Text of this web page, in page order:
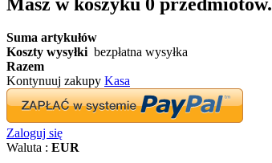
Suma artykułów
Koszty wysyłki bezpłatna wysyłka
Razem
Kontynuuj zakupy Kasa
Zaloguj się
Waluta : EUR